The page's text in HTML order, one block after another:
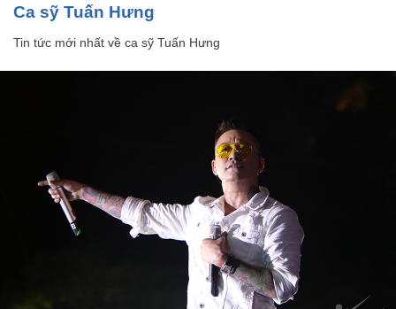
ca sỹ Tuấn Hưng
Tin tức mới nhất về ca sỹ Tuấn Hưng